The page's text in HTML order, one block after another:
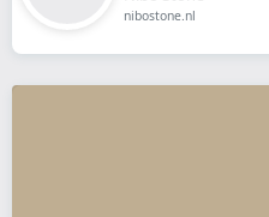
nibostone.nl